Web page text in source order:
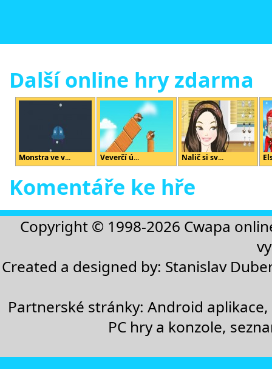
Další online hry zdarma
Monstra ve v... Veverčí ú... Nalič si sv...
Komentáře ke hře
Copyright © 1998-2026 Cwapa
Created a designed by: Stanislav
Partnerské stránky: Android aplikace,
PC hry a konzole,